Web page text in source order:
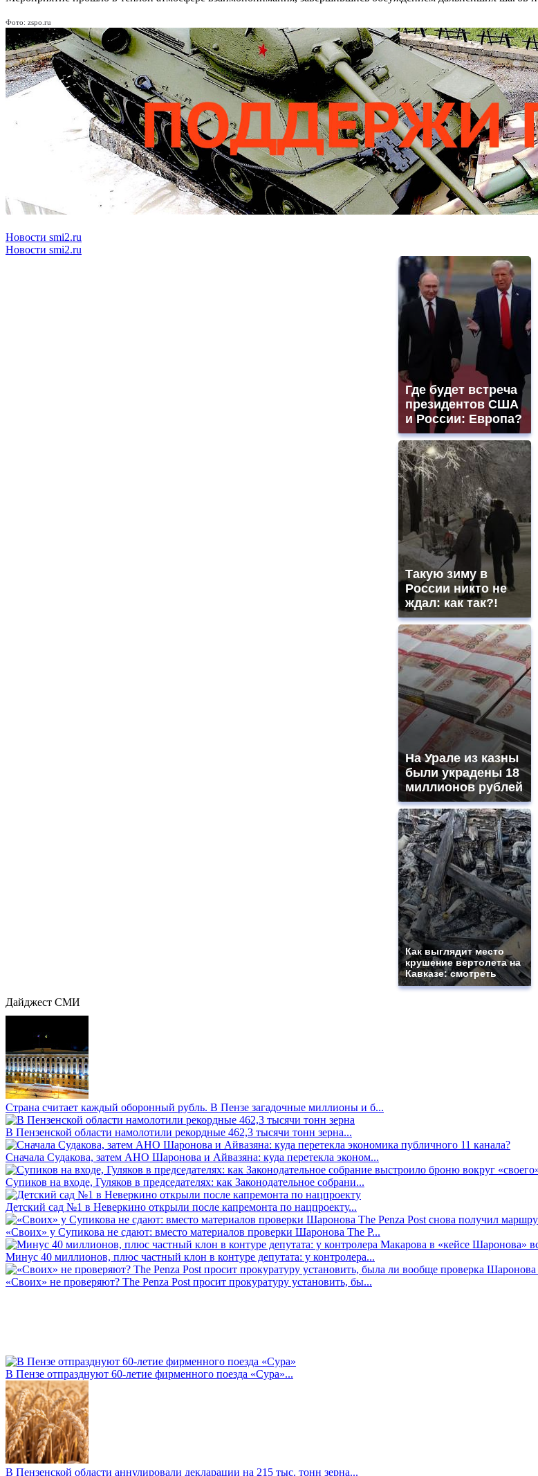
Фото: zspo.ru
Новости smi2.ru
Новости smi2.ru
Где будет встреча
президентов США
и России: Европа?
Такую зиму в
России никто не
ждал: как так?!
На Урале из казны
были украдены 18
миллионов рублей
Как выглядит место
крушение вертолета на
Кавказе: смотреть
Дайджест СМИ
Страна считает каждый оборонный рубль. В Пензе загадочные миллионы и б...
В Пензенской области намолотили рекордные 462,3 тысячи тонн зерна...
Сначала Судакова, затем АНО Шаронова и Айвазяна: куда перетекла эконом...
Супиков на входе, Гуляков в председателях: как Законодательное собрани...
Детский сад №1 в Неверкино открыли после капремонта по нацпроекту...
«Своих» у Супикова не сдают: вместо материалов проверки Шаронова The P...
Минус 40 миллионов, плюс частный клон в контуре депутата: у контролера...
«Своих» не проверяют? The Penza Post просит прокуратуру установить, бы...
В Пензе отпразднуют 60-летие фирменного поезда «Сура»...
В Пензенской области аннулировали декларации на 215 тыс. тонн зерна...